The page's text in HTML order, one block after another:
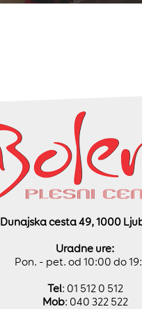
Dunajska cesta 49, 1000
Uradne ure:
Pon. - pet. od 10:00 do
Tel: 01 512 0 512
Mob: 040 322 522